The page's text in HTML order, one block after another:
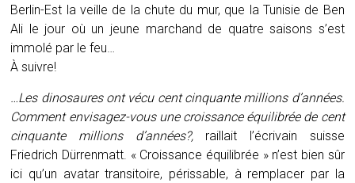
Berlin-Est la veille de la chute du mur, que la Tunisie de Ben
Ali le jour où un jeune marchand de quatre saisons s’est
immolé par le feu…
À suivre!
…Les dinosaures ont vécu cent cinquante millions d’années.
Comment envisagez-vous une croissance équilibrée de cent
cinquante millions d’années?,raillait l’écrivain suisse
Friedrich Dürrenmatt. « Croissance équilibrée » n’est bien sûr
ici qu’un avatar transitoire, périssable, à remplacer par la